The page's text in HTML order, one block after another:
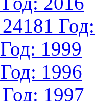
24181
Год: 1999
Год: 1996
Год: 1997